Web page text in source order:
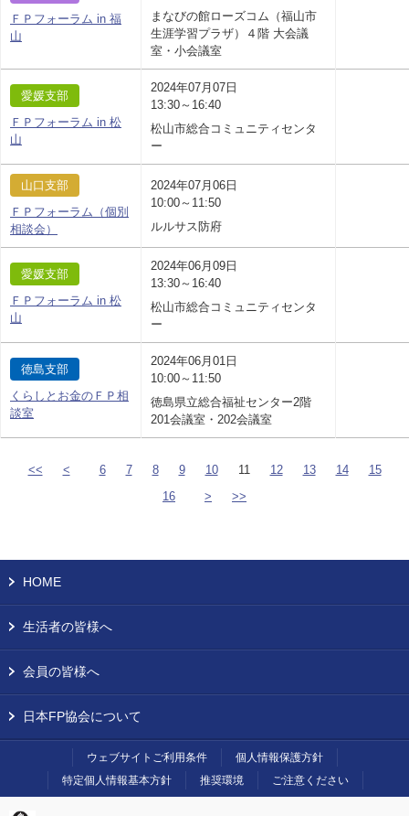
ＦＰフォーラム in 福
山
まなびの館ローズコム（福山市
生涯学習プラザ）４階 大会議
室・小会議室
愛媛支部
ＦＰフォーラム in 松
山
2024年07月07日
13:30～16:40
松山市総合コミュニティセンタ
ー
山口支部
ＦＰフォーラム（個別
相談会）
2024年07月06日
10:00～11:50
ルルサス防府
愛媛支部
ＦＰフォーラム in 松
山
2024年06月09日
13:30～16:40
松山市総合コミュニティセンタ
ー
徳島支部
くらしとお金のＦＰ相
談室
2024年06月01日
10:00～11:50
徳島県立総合福祉センター2階
201会議室・202会議室
<< < 6 7 8 9 10 11 12 13 14
15
16
> >>
HOME
生活者の皆様へ
会員の皆様へ
日本FP協会について
ウェブサイトご利用条件
個人情報保護方針
特定個人情報基本方針
推奨環境 ご注意ください